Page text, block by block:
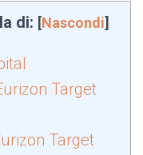
di: [Nascondi]
Target
Target